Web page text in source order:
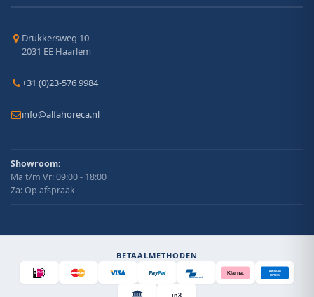
Drukkersweg 10
2031 EE Haarlem
+31 (0)23-576 9984
info@alfahoreca.nl
Showroom:
Ma t/m Vr: 09:00 - 18:00
Za: Op afspraak
BETAALMETHODEN
Bancontact
Klarna.
AMERICAN
EXPRESS
in3